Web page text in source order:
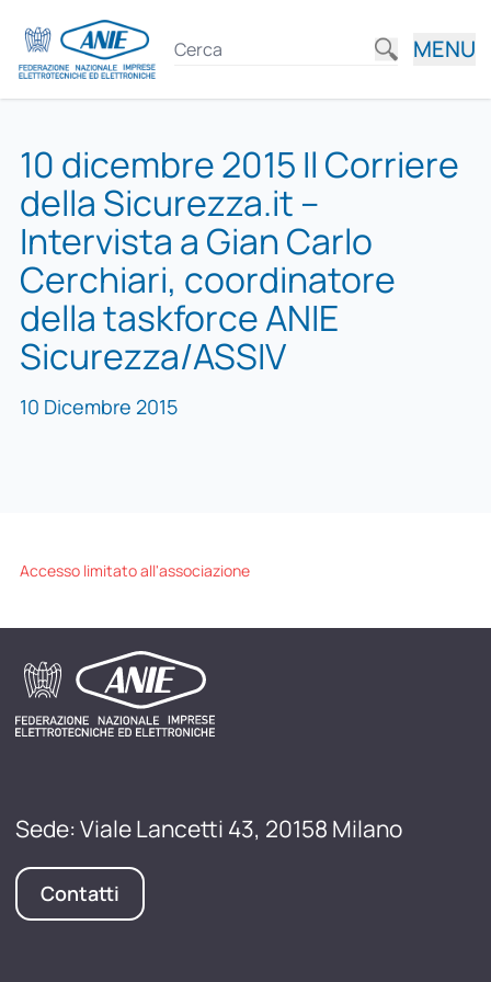
MENU
10 dicembre 2015 Il Corriere
della Sicurezza.it –
Intervista a Gian Carlo
Cerchiari, coordinatore
della taskforce ANIE
Sicurezza/ASSIV
10 Dicembre 2015
Accesso limitato all'associazione
Sede: Viale Lancetti 43, 20158 Milano
Contatti